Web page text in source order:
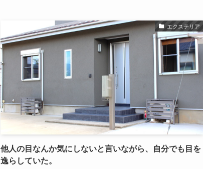
エクステリア
他人の目なんか気にしないと言いながら、自分でも目を
逸らしていた。